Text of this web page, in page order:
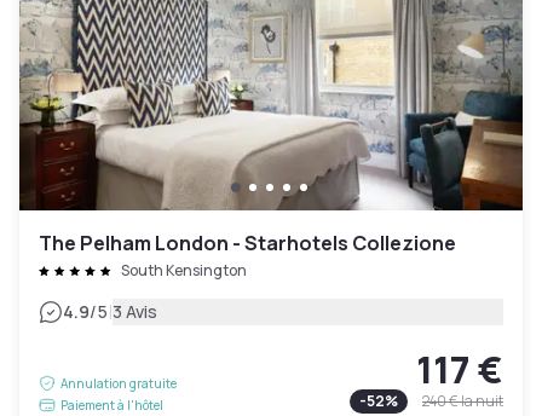
The Pelham London - Starhotels Collezione
South Kensington
4.9/5|3 Avis
Annulation gratuite
Paiement à l'hôtel
117 €
-52% 240 €la nuit